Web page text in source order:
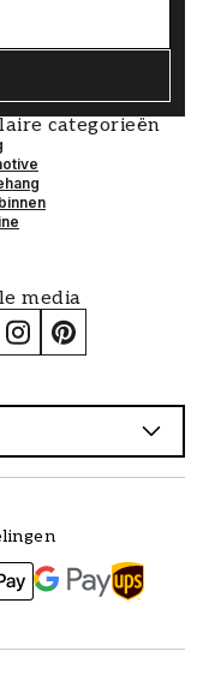
categorieën
media